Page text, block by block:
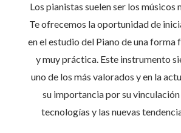
Los pianistas suelen ser los músicos
Te ofrecemos la oportunidad de
en el estudio del Piano de una forma
y muy práctica. Este instrumento
uno de los más valorados y en la
su importancia por su vinculación
tecnologías y las nuevas